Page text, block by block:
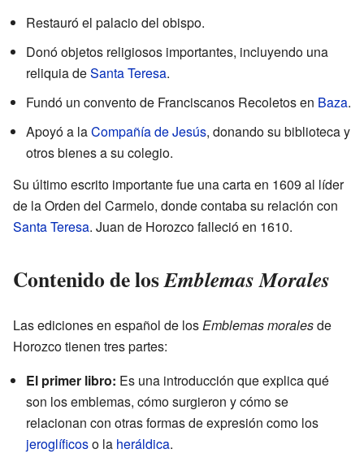
Restauró el palacio del obispo.
Donó objetos religiosos importantes, incluyendo una
reliquia deSanta Teresa.
Fundó un convento de Franciscanos Recoletos en Baza.
Apoyó a laCompañía de Jesús, donando su biblioteca y
otros bienes a su colegio.
Su último escrito importante fue una carta en 1609 al líder
de la Orden del Carmelo, donde contaba su relación con
Santa Teresa. Juan de Horozco falleció en 1610.
Contenido de losEmblemas Morales
Las ediciones en español de los Emblemas moralesde
Horozco tienen tres partes:
El primer libro: Es una introducción que explica qué
son los emblemas, cómo surgieron y cómo se
relacionan con otras formas de expresión como los
jeroglíficoso la heráldica.